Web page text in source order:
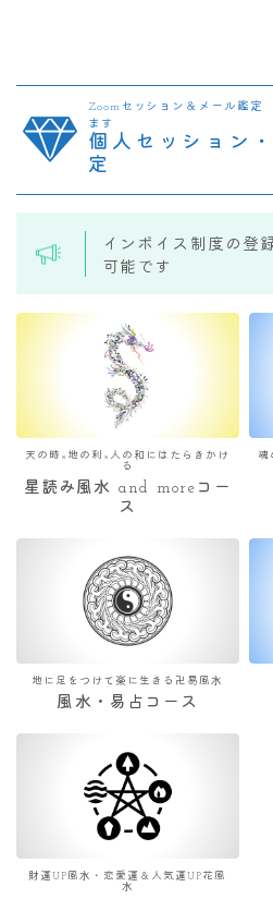
Zoomセッション＆メール鑑定
ます
個人セッション
定
インボイス制度の登
可能です
天の時×地の利×人の和にはたらきかけ
る
星読み風水 and moreコー
ス
魂
地に足をつけて楽に生きる卍易風水
風水・易占コース
財運UP風水・恋愛運＆人気運UP花風
水